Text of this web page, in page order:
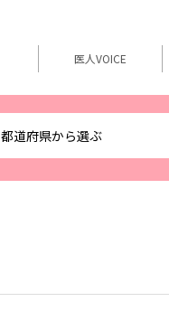
都道府県から選ぶ
医人VOICE